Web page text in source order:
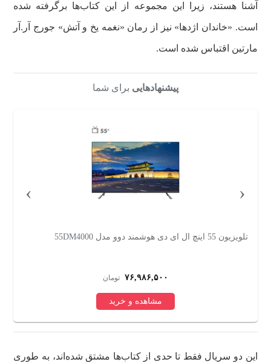
آشنا هستند، زیرا این مجموعه از این کتاب‌ها برگرفته شده
است. «خاندان اژدها» نیز از رمان «نغمه یخ و آتش» جورج آر.آر
مارتین اقتباس شده است.
پیشنهادهایی برای شما
تلویزیون 65 اینچ کیو ال ای دی هوشمند تی سی ال مدل 65C655
۱۵۱,۸۴۸,۰۰۰ تومان
مشاهده و خرید
‹
›
این دو سریال فقط تا حدی از کتاب‌ها مشتق شده‌اند، به طوری